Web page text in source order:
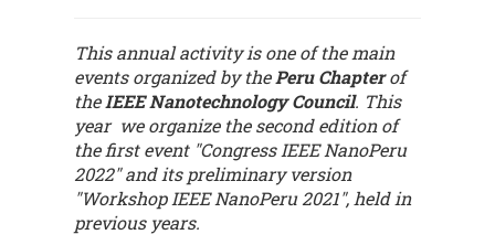
This annual activity is one of the main
events organized by thePeru Chapterof
theIEEE Nanotechnology Council. This
year we organize the second edition of
the first event "Congress IEEE NanoPeru
2022" and its preliminary version
"Workshop IEEE NanoPeru 2021", held in
previous years.